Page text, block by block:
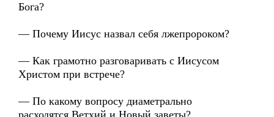
Бога?
— Почему Иисус назвал себя лжепророком?
— Как грамотно разговаривать с Иисусом
Христом при встрече?
— По какому вопросу диаметрально
расходятся Ветхий и Новый заветы?